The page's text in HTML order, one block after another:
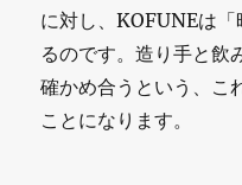
に対し、KOFUNEは
るのです。造り手と飲
確かめ合うという、こ
ことになります。